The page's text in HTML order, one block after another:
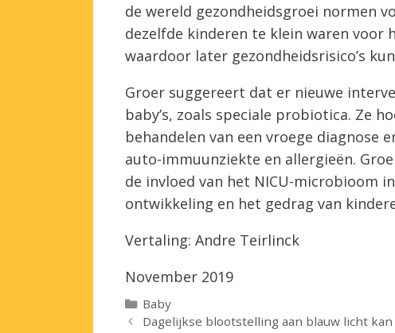
de wereld gezondheidsgroei normen
dezelfde kinderen te klein waren voor
waardoor later gezondheidsrisico’s
Groer suggereert dat er nieuwe
baby’s, zoals speciale probiotica. Ze
behandelen van een vroege diagnose
auto-immuunziekte en allergieën.
de invloed van het NICU-microbioom
ontwikkeling en het gedrag van
Vertaling: Andre Teirlinck
November 2019
Categorieën
Baby
Dagelijkse blootstelling aan blauw licht